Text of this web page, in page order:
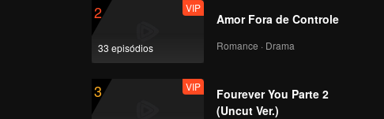
2
33 episódios
VIP
Amor Fora de Controle
Romance · Drama
3 VIP
Fourever You Parte 2
(Uncut Ver.)